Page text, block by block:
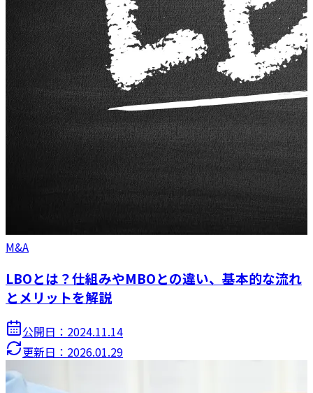
M&A
LBOとは？仕組みやMBOとの違い、基本的な流れ
とメリットを解説
公開日： 2024.11.14
更新日： 2026.01.29